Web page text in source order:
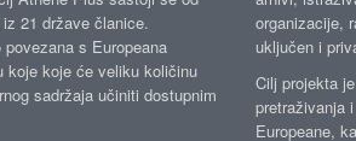
21 države članice.
s Europeana
koje koje će veliku količinu
sadržaja učiniti dostupnim
organizacije,
uključen i
Cilj projekta
pretraživanja
Europeane,